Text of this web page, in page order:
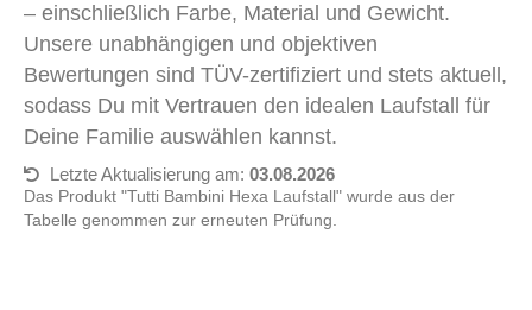
– einschließlich Farbe, Material und Gewicht.
Unsere unabhängigen und objektiven
Bewertungen sind TÜV-zertifiziert und stets aktuell,
sodass Du mit Vertrauen den idealen Laufstall für
Deine Familie auswählen kannst.
Letzte Aktualisierung am: 03.08.2026
Das Produkt "Tutti Bambini Hexa Laufstall" wurde aus der
Tabelle genommen zur erneuten Prüfung.